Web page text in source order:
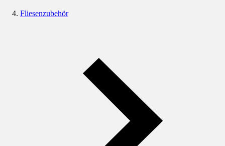
Fliesenzubehör